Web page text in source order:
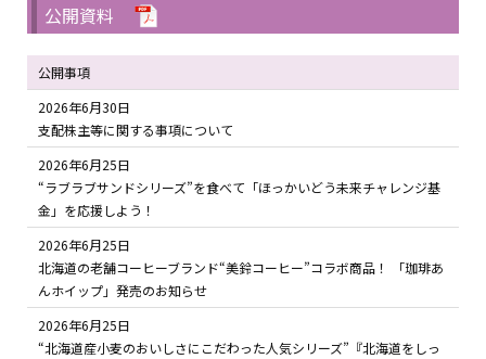
公開資料
公開事項
2026年6月30日
支配株主等に関する事項について
2026年6月25日
“ラブラブサンドシリーズ”を食べて「ほっかいどう未来チャレンジ基
金」を応援しよう！
2026年6月25日
北海道の老舗コーヒーブランド“美鈴コーヒー”コラボ商品！ 「珈琲あ
んホイップ」発売のお知らせ
2026年6月25日
“北海道産小麦のおいしさにこだわった人気シリーズ”『北海道をしっ